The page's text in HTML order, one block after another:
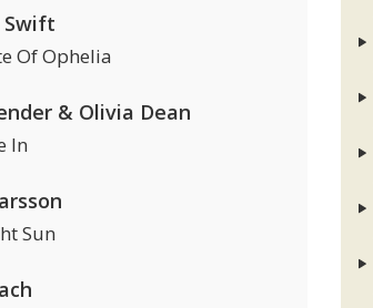
Swift
Of Ophelia
& Olivia Dean
In
Sun